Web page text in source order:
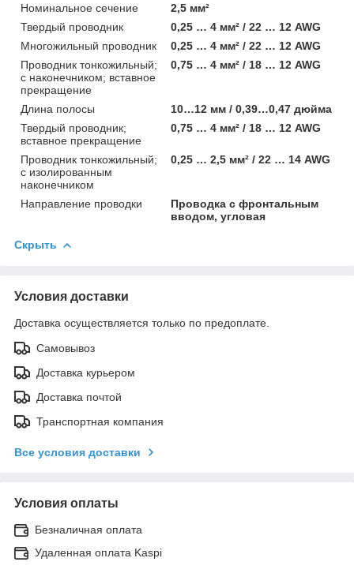
Номинальное сечение
2,5 мм²
Твердый проводник
0,25 … 4 мм² / 22 … 12 AWG
Многожильный проводник
0,25 … 4 мм² / 22 … 12 AWG
Проводник тонкожильный;
с наконечником; вставное
прекращение
0,75 … 4 мм² / 18 … 12 AWG
Длина полосы
10…12 мм / 0,39…0,47 дюйма
Твердый проводник;
вставное прекращение
0,75 … 4 мм² / 18 … 12 AWG
Проводник тонкожильный;
с изолированным
наконечником
0,25 … 2,5 мм² / 22 … 14 AWG
Направление проводки
Проводка с фронтальным
вводом, угловая
Скрыть
Условия доставки
Доставка осуществляется только по предоплате.
Самовывоз
Доставка курьером
Доставка почтой
Транспортная компания
Все условия доставки
Условия оплаты
Безналичная оплата
Удаленная оплата Kaspi